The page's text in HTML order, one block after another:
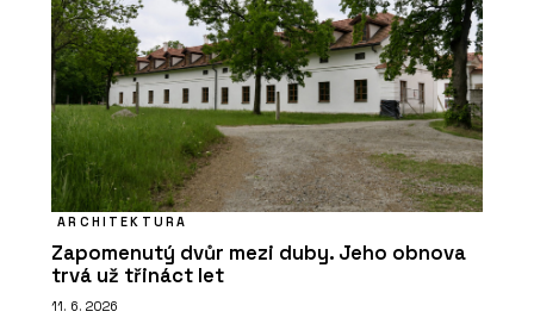
ARCHITEKTURA
Zapomenutý dvůr mezi duby. Jeho obnova
trvá už třináct let
11. 6. 2026